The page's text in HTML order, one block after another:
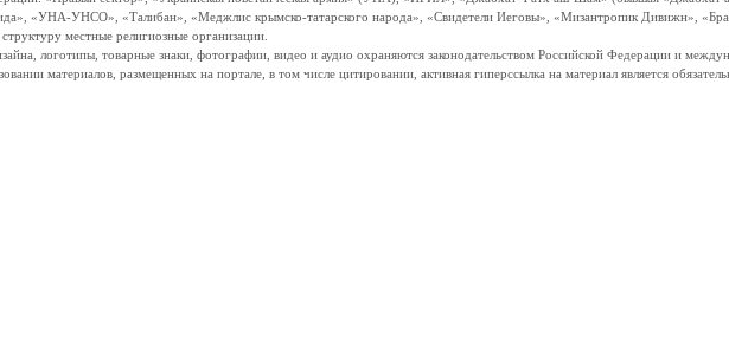
«УНА-УНСО», «Талибан», «Меджлис крымско-татарского народа», «Свидетели Иеговы», «Мизантропик Дивижн»,
местные религиозные организации.
логотипы, товарные знаки, фотографии, видео и аудио охраняются законодательством Российской Федерации и
материалов, размещенных на портале, в том числе цитировании, активная гиперссылка на материал является